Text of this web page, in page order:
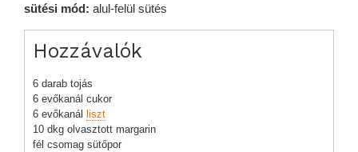
sütési mód: alul-felül sütés
Hozzávalók
6 darab tojás
6 evőkanál cukor
6 evőkanál
liszt
10 dkg olvasztott margarin
fél csomag sütőpor